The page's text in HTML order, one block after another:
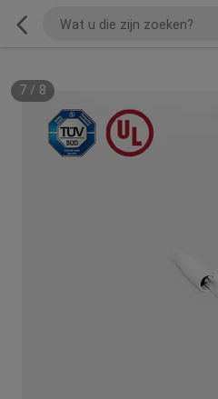
7/ 8